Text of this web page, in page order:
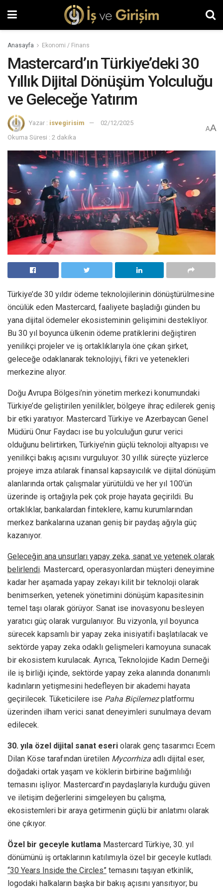
Anasayfa Ekonomi / Finans
Mastercard’ın Türkiye’deki 30
Yıllık Dijital Dönüşüm Yolculuğu
ve Geleceğe Yatırım
Yazar : isvegirisim
02/12/2025
Okuma Süresi : 2 dakika
AA
Türkiye’de 30 yıldır ödeme teknolojilerinin dönüştürülmesine
öncülük eden Mastercard, faaliyete başladığı günden bu
yana dijital ödemeler ekosisteminin gelişimini destekliyor.
Bu 30 yıl boyunca ülkenin ödeme pratiklerini değiştiren
yenilikçi projeler ve iş ortaklıklarıyla öne çıkan şirket,
geleceğe odaklanarak teknolojiyi, fikri ve yetenekleri
merkezine alıyor.
Doğu Avrupa Bölgesi’nin yönetim merkezi konumundaki
Türkiye’de geliştirilen yenilikler, bölgeye ihraç edilerek geniş
bir etki yaratıyor. Mastercard Türkiye ve Azerbaycan Genel
Müdürü Onur Faydacı ise bu yolculuğun gurur verici
olduğunu belirtirken, Türkiye’nin güçlü teknoloji altyapısı ve
yenilikçi bakış açısını vurguluyor. 30 yıllık süreçte yüzlerce
projeye imza atılarak finansal kapsayıcılık ve dijital dönüşüm
alanlarında ortak çalışmalar yürütüldü ve her yıl 100’ün
üzerinde iş ortağıyla pek çok proje hayata geçirildi. Bu
ortaklıklar, bankalardan finteklere, kamu kurumlarından
merkez bankalarına uzanan geniş bir paydaş ağıyla güç
kazanıyor.
Geleceğin ana unsurları yapay zeka, sanat ve yetenek olarak
belirlendi. Mastercard, operasyonlardan müşteri deneyimine
kadar her aşamada yapay zekayı kilit bir teknoloji olarak
benimserken, yetenek yönetimini dönüşüm kapasitesinin
temel taşı olarak görüyor. Sanat ise inovasyonu besleyen
yaratıcı güç olarak vurgulanıyor. Bu vizyonla, yıl boyunca
sürecek kapsamlı bir yapay zeka inisiyatifi başlatılacak ve
sektörde yapay zeka odaklı gelişmeleri kamoyuna sunacak
bir ekosistem kurulacak. Ayrıca, Teknolojide Kadın Derneği
ile iş birliği içinde, sektörde yapay zeka alanında donanımlı
kadınların yetişmesini hedefleyen bir akademi hayata
geçirilecek. Tüketicilere ise Paha Biçilemezplatformu
üzerinden ilham verici sanat deneyimleri sunulmaya devam
edilecek.
30. yıla özel dijital sanat eseri olarak genç tasarımcı Ecem
Dilan Köse tarafından üretilen Mycorrhiza adlı dijital eser,
doğadaki ortak yaşam ve köklerin birbirine bağımlılığı
temasını işliyor. Mastercard’ın paydaşlarıyla kurduğu güven
ve iletişim değerlerini simgeleyen bu çalışma,
ekosistemleri bir araya getirmenin güçlü bir anlatımı olarak
öne çıkıyor.
Özel bir geceyle kutlama Mastercard Türkiye, 30. yıl
dönümünü iş ortaklarının katılımıyla özel bir geceyle kutladı.
“30 Years Inside the Circles” temasını taşıyan etkinlik,
logodaki halkaların başka bir bakış açısını yansıtıyor; bu